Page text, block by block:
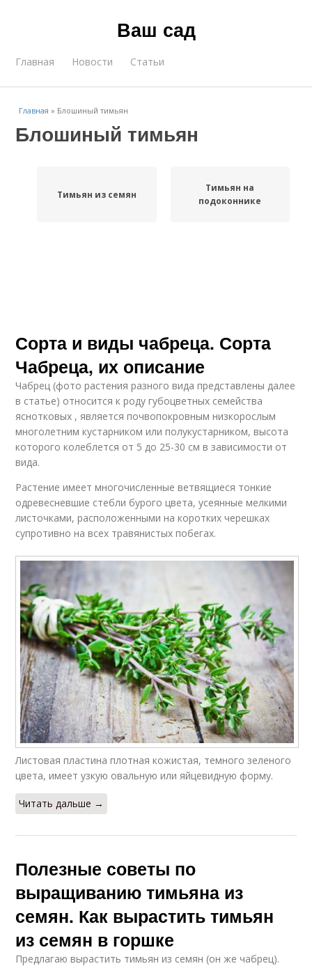
Ваш сад
Главная Новости Статьи
Главная » Блошиный тимьян
Блошиный тимьян
Тимьян из семян
Тимьян на
подоконнике
Сорта и виды чабреца. Сорта
Чабреца, их описание
Чабрец (фото растения разного вида представлены далее
в статье) относится к роду губоцветных семейства
яснотковых , является почвопокровным низкорослым
многолетним кустарником или полукустарником, высота
которого колеблется от 5 до 25-30 см в зависимости от
вида.
Растение имеет многочисленные ветвящиеся тонкие
одревесневшие стебли бурого цвета, усеянные мелкими
листочками, расположенными на коротких черешках
супротивно на всех травянистых побегах.
Листовая пластина плотная кожистая, темного зеленого
цвета, имеет узкую овальную или яйцевидную форму.
Читать дальше →
Полезные советы по
выращиванию тимьяна из
семян. Как вырастить тимьян
из семян в горшке
Предлагаю вырастить тимьян из семян (он же чабрец).